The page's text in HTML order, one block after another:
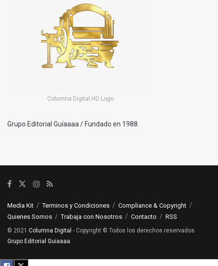
Columna Digital HD Logo
Grupo Editorial Guíaaaa / Fundado en 1988.
Media Kit Terminos y Condiciones
Compliance & Copyright
Quienes Somos
Trabaja con Nosotros Contacto RSS
© 2021 Columna Digital - Copyright © Todos los derechos reservados
Grupo Editorial Guiaaaa